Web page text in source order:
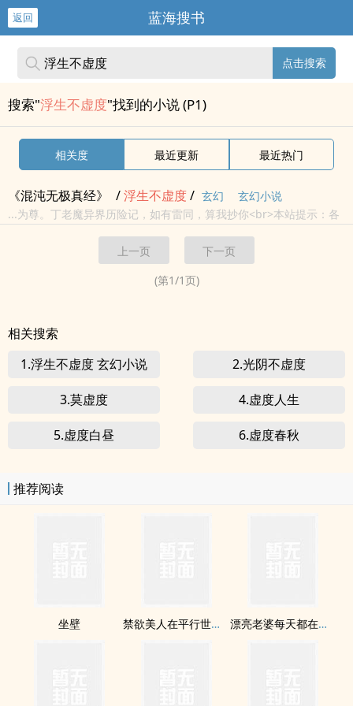
返回 蓝海搜书
点击搜索
搜索"浮生不虚度"找到的小说 (P1)
相关度 最近更新 最近热门
《混沌无极真经》 /浮生不虚度/ 玄幻
玄幻小说
...为尊。丁老魔异界历险记，如有雷同，算我抄你<br>本站提示：各
位书友要是觉得《混沌无极真经》还
不错的话请不要忘记...
上一页
下一页
(第1/1页)
相关搜索
1.浮生不虚度 玄幻小说
2.光阴不虚度
3.莫虚度 4.虚度人生
5.虚度白昼 6.虚度春秋
推荐阅读
坐壁 禁欲美人在平行世界被疼爱到哭啼啼 漂亮老婆每天都在钓我【双/1v1】